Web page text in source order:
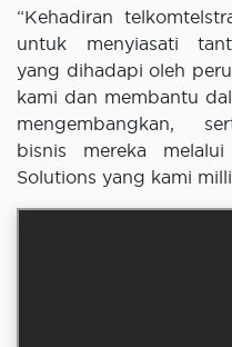
“Kehadiran
untuk menyiasati
yang dihadapi oleh
kami dan membantu
mengembangkan,
bisnis mereka
Solutions yang kami